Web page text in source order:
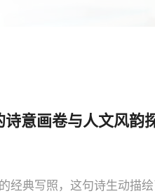
意画卷与人文风韵
经典写照，这句诗生动描